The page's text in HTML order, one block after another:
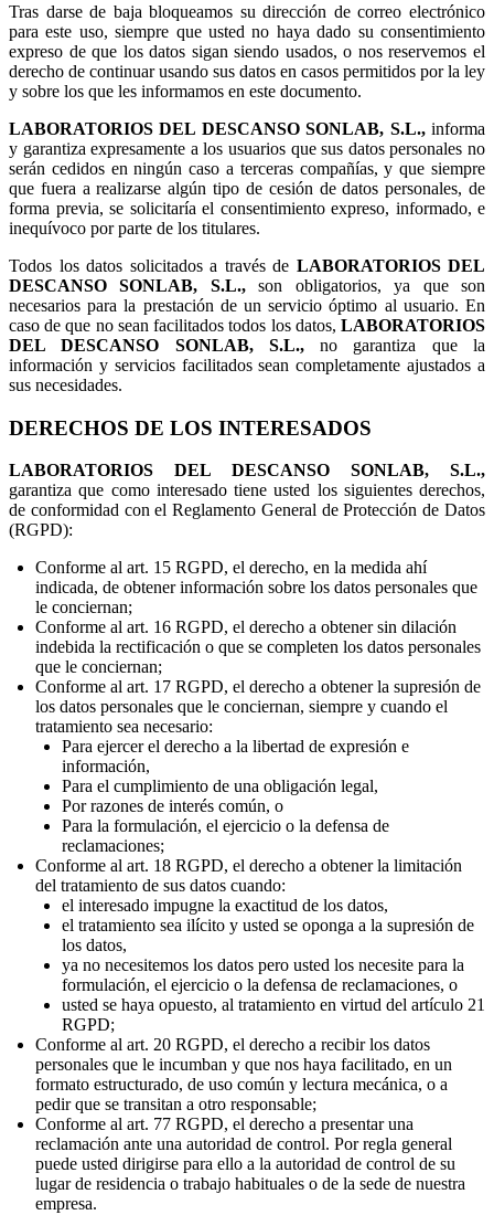
Tras darse de baja bloqueamos su dirección de correo electrónico
para este uso, siempre que usted no haya dado su consentimiento
expreso de que los datos sigan siendo usados, o nos reservemos el
derecho de continuar usando sus datos en casos permitidos por la ley
y sobre los que les informamos en este documento.
LABORATORIOS DEL DESCANSO SONLAB, S.L.,informa
y garantiza expresamente a los usuarios que sus datos personales no
serán cedidos en ningún caso a terceras compañías, y que siempre
que fuera a realizarse algún tipo de cesión de datos personales, de
forma previa, se solicitaría el consentimiento expreso, informado, e
inequívoco por parte de los titulares.
Todos los datos solicitados a través de LABORATORIOS DEL
DESCANSO SONLAB, S.L.,son obligatorios, ya que son
necesarios para la prestación de un servicio óptimo al usuario. En
caso de que no sean facilitados todos los datos, LABORATORIOS
DEL DESCANSO SONLAB, S.L.,no garantiza que la
información y servicios facilitados sean completamente ajustados a
sus necesidades.
DERECHOS DE LOS INTERESADOS
LABORATORIOS DEL DESCANSO SONLAB, S.L.,
garantiza que como interesado tiene usted los siguientes derechos,
de conformidad con el Reglamento General de Protección de Datos
(RGPD):
Conforme al art. 15 RGPD, el derecho, en la medida ahí
indicada, de obtener información sobre los datos personales que
le conciernan;
Conforme al art. 16 RGPD, el derecho a obtener sin dilación
indebida la rectificación o que se completen los datos personales
que le conciernan;
Conforme al art. 17 RGPD, el derecho a obtener la supresión de
los datos personales que le conciernan, siempre y cuando el
tratamiento sea necesario:
Para ejercer el derecho a la libertad de expresión e
información,
Para el cumplimiento de una obligación legal,
Por razones de interés común, o
Para la formulación, el ejercicio o la defensa de
reclamaciones;
Conforme al art. 18 RGPD, el derecho a obtener la limitación
del tratamiento de sus datos cuando:
el interesado impugne la exactitud de los datos,
el tratamiento sea ilícito y usted se oponga a la supresión de
los datos,
ya no necesitemos los datos pero usted los necesite para la
formulación, el ejercicio o la defensa de reclamaciones, o
usted se haya opuesto, al tratamiento en virtud del artículo 21
RGPD;
Conforme al art. 20 RGPD, el derecho a recibir los datos
personales que le incumban y que nos haya facilitado, en un
formato estructurado, de uso común y lectura mecánica, o a
pedir que se transitan a otro responsable;
Conforme al art. 77 RGPD, el derecho a presentar una
reclamación ante una autoridad de control. Por regla general
puede usted dirigirse para ello a la autoridad de control de su
lugar de residencia o trabajo habituales o de la sede de nuestra
empresa.